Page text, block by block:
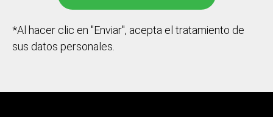
*Al hacer clic en "Enviar", acepta el tratamiento de
sus datos personales.